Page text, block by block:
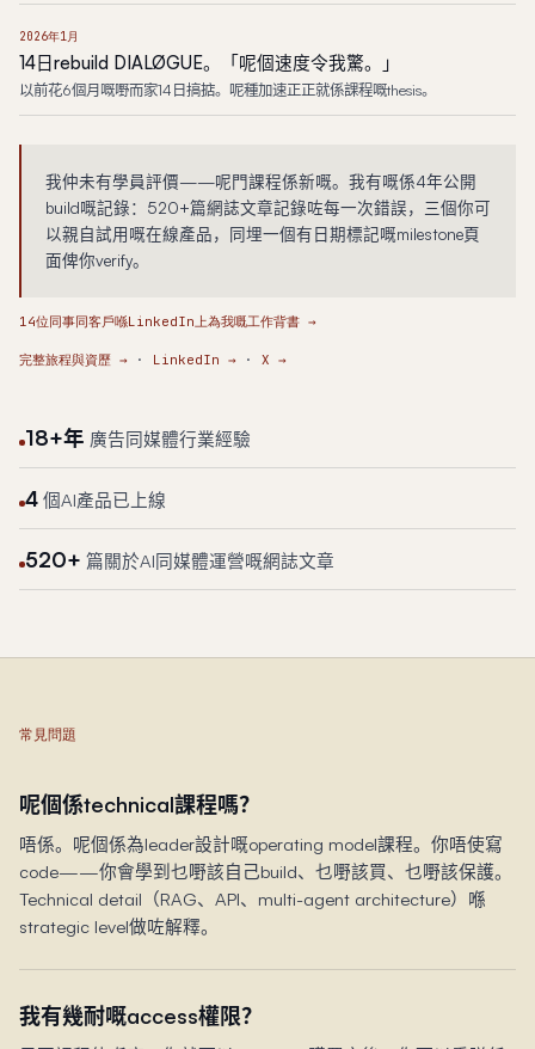
2026年1月
14日rebuild DIALØGUE。「呢個速度令我驚。」
以前花6個月嘅嘢而家14日搞掂。呢種加速正正就係課程嘅thesis。
我仲未有學員評價——呢門課程係新嘅。我有嘅係4年公開
build嘅記錄：520+篇網誌文章記錄咗每一次錯誤，三個你可
以親自試用嘅在線產品，同埋一個有日期標記嘅milestone頁
面俾你verify。
14位同事同客戶喺LinkedIn上為我嘅工作背書 →
完整旅程與資歷 → · LinkedIn → · X →
18+年 廣告同媒體行業經驗
4 個AI產品已上線
520+ 篇關於AI同媒體運營嘅網誌文章
常見問題
呢個係technical課程嗎？
唔係。呢個係為leader設計嘅operating model課程。你唔使寫
code——你會學到乜嘢該自己build、乜嘢該買、乜嘢該保護。
Technical detail（RAG、API、multi-agent architecture）喺
strategic level做咗解釋。
我有幾耐嘅access權限？